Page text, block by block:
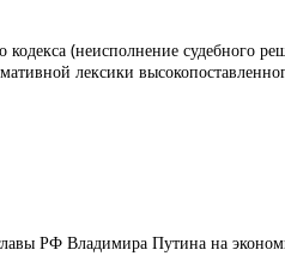
(неисполнение судебного
лексики
РФ Владимира Путина на